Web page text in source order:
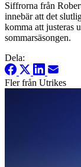
Siffrorna från
innebär att det
komma att justeras
sommarsäsongen.
Dela:
Fler från Utrikes